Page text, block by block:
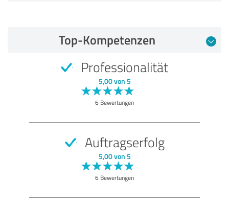
Empfehlung
Top-Kompetenzen
Professionalität
5,00 von 5
6 Bewertungen
Auftragserfolg
5,00 von 5
6 Bewertungen